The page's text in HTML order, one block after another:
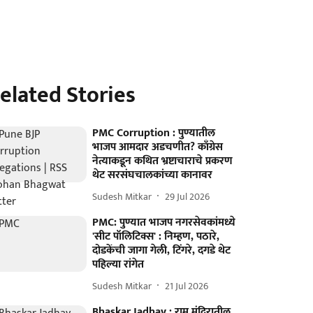
Stories
PMC Corruption : पुण्यातील
भाजप आमदार अडचणीत? काँग्रेस
नेत्याकडून कथित भ्रष्टाचाराचे प्रकरण
थेट सरसंघचालकांच्या कानावर
Sudesh Mitkar 29 Jul 2026
PMC: पुण्यात भाजप नगरसेवकांमध्ये
'सीट पॉलिटिक्स' : निम्हण, पठारे,
दोडकेंची जागा गेली, टिंगरे, दगडे थेट
पहिल्या रांगेत
Sudesh Mitkar 21 Jul 2026